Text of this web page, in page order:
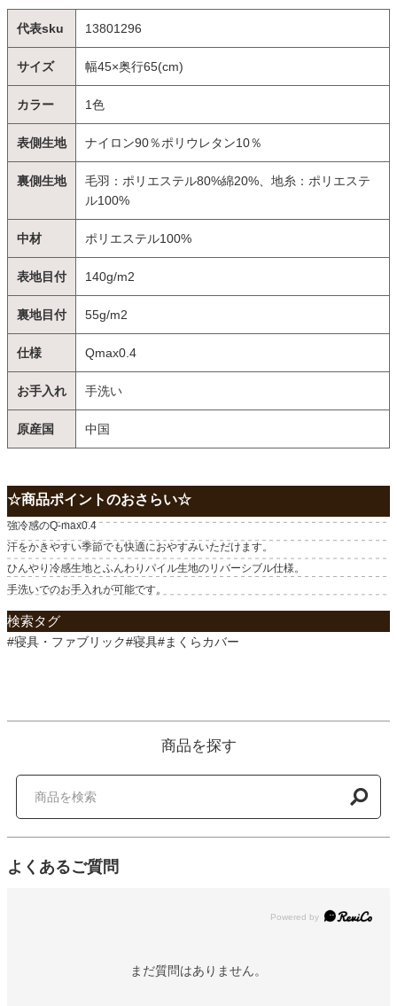
代表sku 13801296
サイズ 幅45×奥行65(cm)
カラー 1色
表側生地 ナイロン90％ポリウレタン10％
裏側生地
毛羽：ポリエステル80%綿20%、地糸：ポリエステ
ル100%
中材 ポリエステル100%
表地目付 140g/m2
裏地目付 55g/m2
仕様 Qmax0.4
お手入れ 手洗い
原産国 中国
☆商品ポイントのおさらい☆
強冷感のQ-max0.4
汗をかきやすい季節でも快適におやすみいただけます。
ひんやり冷感生地とふんわりパイル生地のリバーシブル仕様。
手洗いでのお手入れが可能です。
検索タグ
#寝具・ファブリック#寝具#まくらカバー
商品を探す
よくあるご質問
Powered by
まだ質問はありません。